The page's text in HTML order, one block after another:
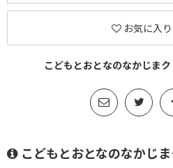
お気に入
こどもとおとなのなかじま
こどもとおとなのなかじ